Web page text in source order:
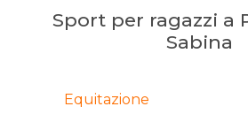
Sport per ragazzi a
Sabina
Equitazione